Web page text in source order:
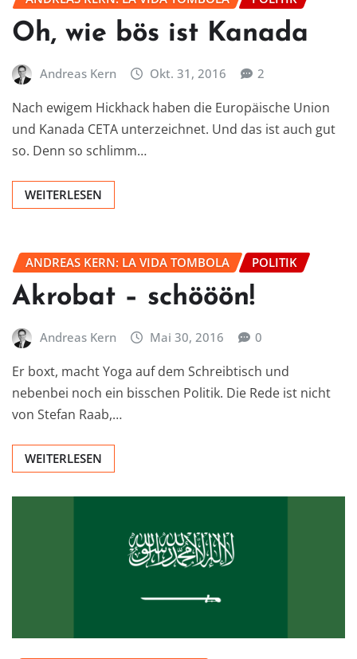
Oh, wie bös ist Kanada
Andreas Kern Okt. 31, 2016 2
Nach ewigem Hickhack haben die Europäische Union
und Kanada CETA unterzeichnet. Und das ist auch gut
so. Denn so schlimm…
WEITERLESEN
ANDREAS KERN: LA VIDA TOMBOLA POLITIK
Akrobat – schööön!
Andreas Kern Mai 30, 2016 0
Er boxt, macht Yoga auf dem Schreibtisch und
nebenbei noch ein bisschen Politik. Die Rede ist nicht
von Stefan Raab,…
WEITERLESEN